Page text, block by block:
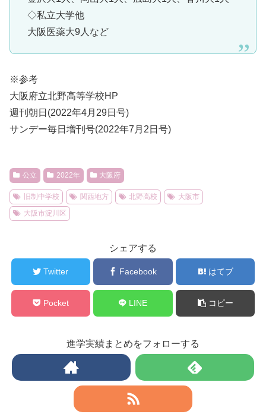
◇私立大学他
大阪医薬大9人など
※参考
大阪府立北野高等学校HP
週刊朝日(2022年4月29日号)
サンデー毎日増刊号(2022年7月2日号)
公立 2022年 大阪府
旧制中学校 関西地方 北野高校
大阪市
大阪市淀川区
シェアする
Twitter Facebook はてブ
Pocket LINE コピー
進学実績まとめをフォローする